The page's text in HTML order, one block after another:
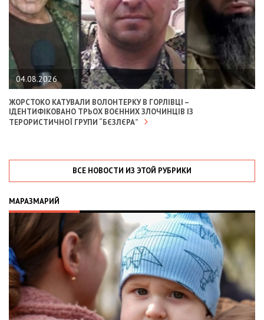
04.08.2026
ЖОРСТОКО КАТУВАЛИ ВОЛОНТЕРКУ В ГОРЛІВЦІ –
ІДЕНТИФІКОВАНО ТРЬОХ ВОЄННИХ ЗЛОЧИНЦІВ ІЗ
ТЕРОРИСТИЧНОЇ ГРУПИ “БЄЗЛЄРА”
ВСЕ НОВОСТИ ИЗ ЭТОЙ РУБРИКИ
МАРАЗМАРИЙ